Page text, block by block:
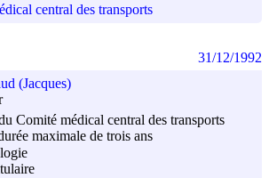
central des transports
(Jacques)
Comité médical central des transports
maximale de trois ans
31/12/1992